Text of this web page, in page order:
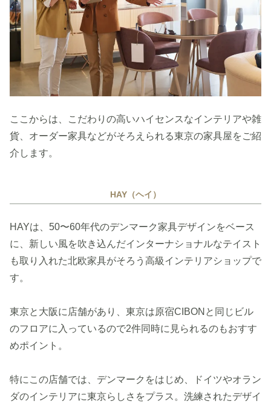
ここからは、こだわりの高いハイセンスなインテリアや雑
貨、オーダー家具などがそろえられる東京の家具屋をご紹
介します。
HAY（ヘイ）
HAYは、50〜60年代のデンマーク家具デザインをベース
に、新しい風を吹き込んだインターナショナルなテイスト
も取り入れた北欧家具がそろう高級インテリアショップで
す。
東京と大阪に店舗があり、東京は原宿CIBONと同じビル
のフロアに入っているので2件同時に見られるのもおすす
めポイント。
特にこの店舗では、デンマークをはじめ、ドイツやオラン
ダのインテリアに東京らしさをプラス。洗練されたデザイ